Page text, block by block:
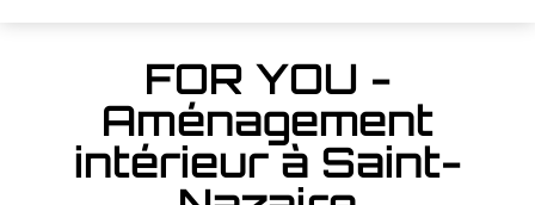
FOR YOU -
Aménagement
intérieur à Saint-